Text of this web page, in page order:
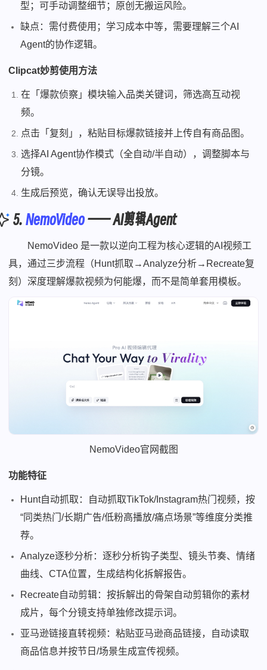
型；可手动调整细节；原创无搬运风险。
缺点：需付费使用；学习成本中等，需要理解三个AI
Agent的协作逻辑。
Clipcat妙剪使用方法
在「爆款侦察」模块输入品类关键词，筛选高互动视
频。
点击「复刻」，粘贴目标爆款链接并上传自有商品图。
选择AI Agent协作模式（全自动/半自动），调整脚本与
分镜。
生成后预览，确认无误导出投放。
5.NemoVideo—— AI剪辑Agent
NemoVideo 是一款以逆向工程为核心逻辑的AI视频工
具，通过三步流程（Hunt抓取→Analyze分析→Recreate复
刻）深度理解爆款视频为何能爆，而不是简单套用模板。
NemoVideo官网截图
功能特征
Hunt自动抓取：自动抓取TikTok/Instagram热门视频，按
“同类热门/长期广告/低粉高播放/痛点场景”等维度分类推
荐。
Analyze逐秒分析：逐秒分析钩子类型、镜头节奏、情绪
曲线、CTA位置，生成结构化拆解报告。
Recreate自动剪辑：按拆解出的骨架自动剪辑你的素材
成片，每个分镜支持单独修改提示词。
亚马逊链接直转视频：粘贴亚马逊商品链接，自动读取
商品信息并按节日/场景生成宣传视频。